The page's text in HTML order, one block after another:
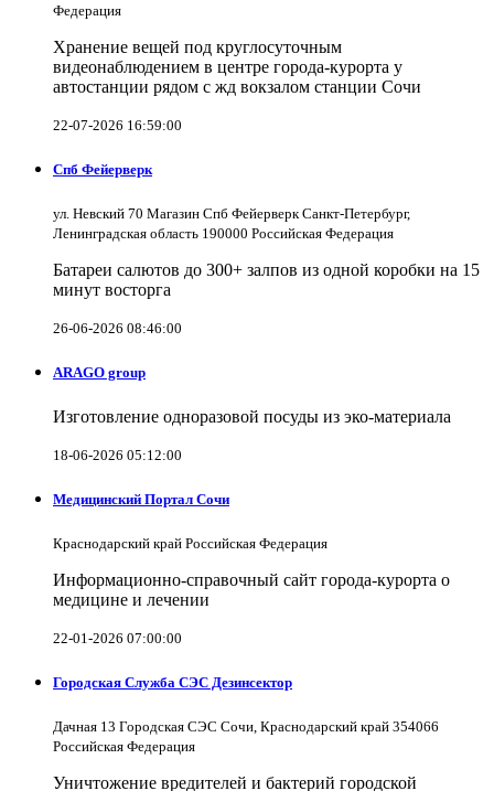
Федерация
Хранение вещей под круглосуточным
видеонаблюдением в центре города-курорта у
автостанции рядом с жд вокзалом станции Сочи
22-07-2026 16:59:00
Спб Фейерверк
ул. Невский 70 Магазин Спб Фейерверк Санкт-Петербург,
Ленинградская область 190000 Российская Федерация
Батареи салютов до 300+ залпов из одной коробки на 15
минут восторга
26-06-2026 08:46:00
ARAGO group
Изготовление одноразовой посуды из эко-материала
18-06-2026 05:12:00
Медицинский Портал Сочи
Краснодарский край Российская Федерация
Информационно-справочный сайт города-курорта о
медицине и лечении
22-01-2026 07:00:00
Городская Служба СЭС Дезинсектор
Дачная 13 Городская СЭС Сочи, Краснодарский край 354066
Российская Федерация
Уничтожение вредителей и бактерий городской